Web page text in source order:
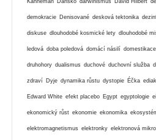
demokracie Denisované desková tektonika
diskuse dlouhodobé kosmické lety dlouhodobé
ledová doba poledová domácí násilí domestikace
druhohory dualismus duchové duchovní služba
zdraví Dyje dynamika růstu dystopie Éčka
Edward White efekt placebo Egypt egyptologie
ekonomický růst ekonomie ekonomika
elektromagnetismus elektronky elektronová